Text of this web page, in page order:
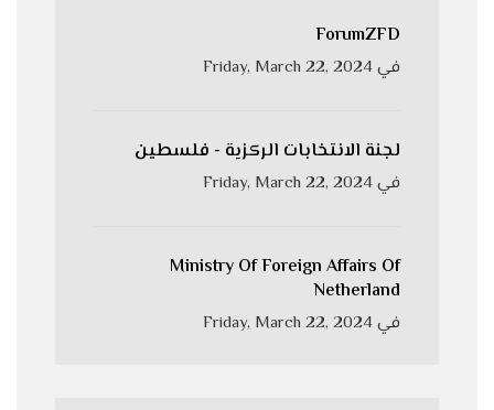
ForumZFD
فيFriday, March 22, 2024
لجنة الانتخابات الركزية - فلسطين
فيFriday, March 22, 2024
Ministry Of Foreign Affairs Of
Netherland
فيFriday, March 22, 2024